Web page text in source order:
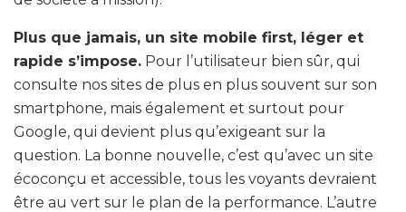
Plus que jamais, un site mobile first, léger et
rapide s’impose. Pour l’utilisateur bien sûr, qui
consulte nos sites de plus en plus souvent sur son
smartphone, mais également et surtout pour
Google, qui devient plus qu’exigeant sur la
question. La bonne nouvelle, c’est qu’avec un site
écoconçu et accessible, tous les voyants devraient
être au vert sur le plan de la performance. L’autre